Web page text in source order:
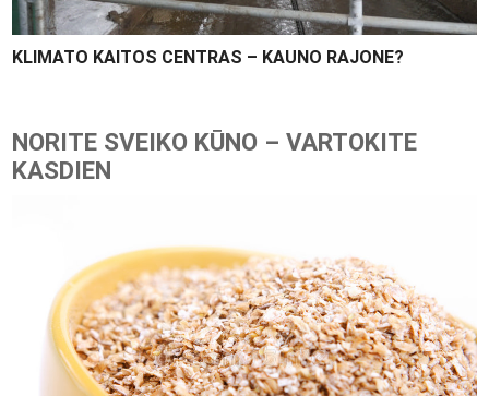
KLIMATO KAITOS CENTRAS – KAUNO RAJONE?
NORITE SVEIKO KŪNO – VARTOKITE
KASDIEN